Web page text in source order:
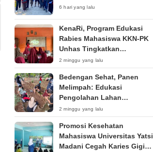
6 hari yang lalu
KenaRi, Program Edukasi
Rabies Mahasiswa KKN-PK
Unhas Tingkatkan
Kesadaran Siswa SD Negeri 4
Maccorawalie
2 minggu yang lalu
Bedengan Sehat, Panen
Melimpah: Edukasi
Pengolahan Lahan
Bedengan Organik bagi KWT
dan Ibu PKK RT 04 RW 01
Kelurahan Pakintelan
2 minggu yang lalu
Promosi Kesehatan
Mahasiswa Universitas Yatsi
Madani Cegah Karies Gigi